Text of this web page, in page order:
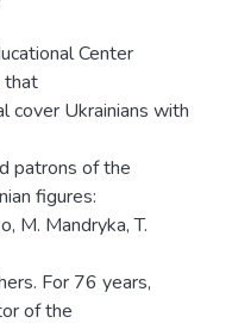
Center
that
cover Ukrainians with
patrons of the
figures:
M. Mandryka, T.
For 76 years,
of the